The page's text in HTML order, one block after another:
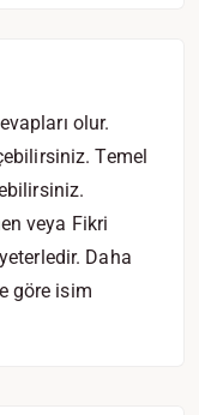
olur.
Temel
veya Fikri
Daha
göre isim